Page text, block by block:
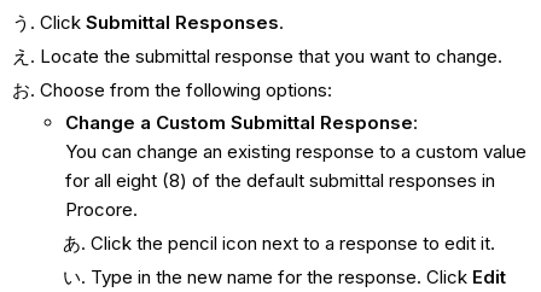
Click Submittal Responses.
Locate the submittal response that you want to change.
Choose from the following options:
Change a Custom Submittal Response:
You can change an existing response to a custom value
for all eight (8) of the default submittal responses in
Procore.
Click the pencil icon next to a response to edit it.
Type in the new name for the response. Click Edit